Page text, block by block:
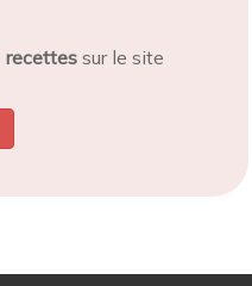
recettes sur le site